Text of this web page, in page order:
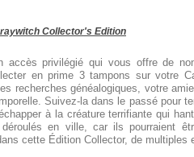
Collector's Edition
accès privilégié qui vous offre de
en prime 3 tampons sur votre
recherches généalogiques, votre
Suivez-la dans le passé pour
à la créature terrifiante qui
en ville, car ils pourraient
cette Édition Collector, de multiples